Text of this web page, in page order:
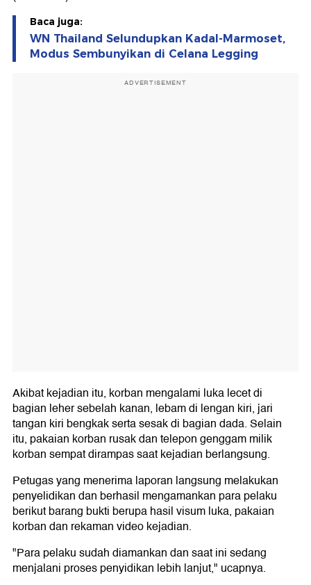
Baca juga:
WN Thailand Selundupkan Kadal-Marmoset,
Modus Sembunyikan di Celana Legging
ADVERTISEMENT
Akibat kejadian itu, korban mengalami luka lecet di
bagian leher sebelah kanan, lebam di lengan kiri, jari
tangan kiri bengkak serta sesak di bagian dada. Selain
itu, pakaian korban rusak dan telepon genggam milik
korban sempat dirampas saat kejadian berlangsung.
Petugas yang menerima laporan langsung melakukan
penyelidikan dan berhasil mengamankan para pelaku
berikut barang bukti berupa hasil visum luka, pakaian
korban dan rekaman video kejadian.
"Para pelaku sudah diamankan dan saat ini sedang
menjalani proses penyidikan lebih lanjut," ucapnya.